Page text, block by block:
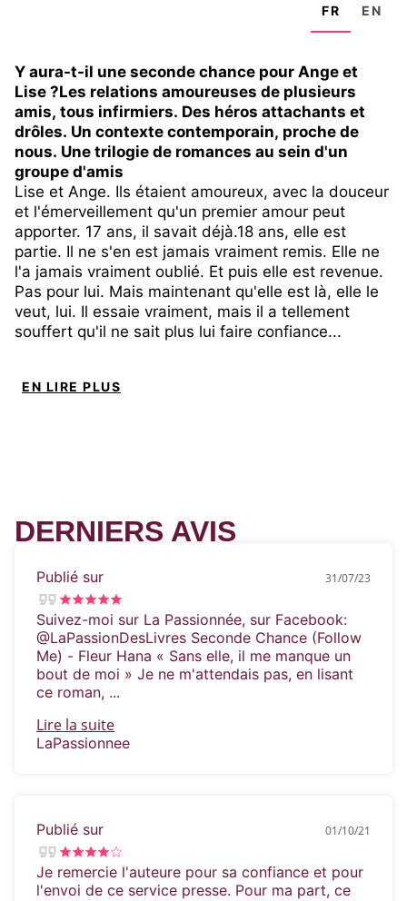
FR EN
Y aura-t-il une seconde chance pour Ange et
Lise ?Les relations amoureuses de plusieurs
amis, tous infirmiers. Des héros attachants et
drôles. Un contexte contemporain, proche de
nous. Une trilogie de romances au sein d'un
groupe d'amis
Lise et Ange. Ils étaient amoureux, avec la douceur
et l'émerveillement qu'un premier amour peut
apporter. 17 ans, il savait déjà.18 ans, elle est
partie. Il ne s'en est jamais vraiment remis. Elle ne
l'a jamais vraiment oublié. Et puis elle est revenue.
Pas pour lui. Mais maintenant qu'elle est là, elle le
veut, lui. Il essaie vraiment, mais il a tellement
souffert qu'il ne sait plus lui faire confiance...
n'est pas sûr d'être en mesure de lui offrir.
EN LIRE PLUS
DERNIERS AVIS
Publié sur 31/07/23
Suivez-moi sur La Passionnée, sur Facebook:
@LaPassionDesLivres Seconde Chance (Follow
Me) - Fleur Hana « Sans elle, il me manque un
bout de moi » Je ne m'attendais pas, en lisant
ce roman, ...
Lire la suite
LaPassionnee
Publié sur 01/10/21
Je remercie l'auteure pour sa confiance et pour
l'envoi de ce service presse. Pour ma part, ce